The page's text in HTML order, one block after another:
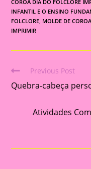
COROA DIA DO FOLCLORE
INFANTIL E O ENSINO
FOLCLORE, MOLDE DE
IMPRIMIR
Read
more
Previous Post
Quebra-cabeça
Atividades